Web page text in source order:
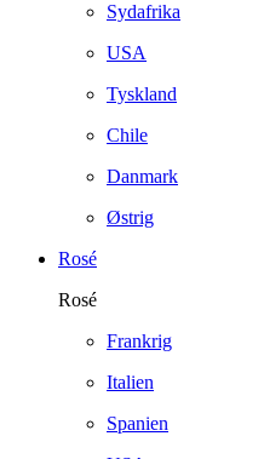
Sydafrika
USA
Tyskland
Chile
Danmark
Østrig
Rosé
Rosé
Frankrig
Italien
Spanien